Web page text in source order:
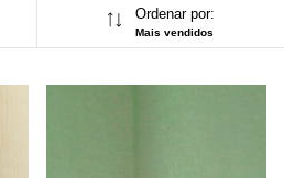
Ordenar por:
Mais vendidos